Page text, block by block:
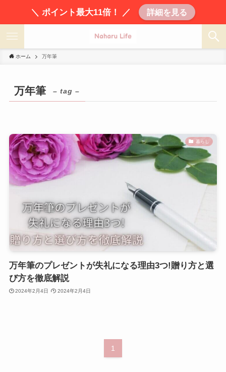
＼ ポイント最大11倍！ ／ 詳細を見る
ホーム 万年筆
万年筆 – tag –
暮らし
万年筆のプレゼントが失礼になる理由3つ!贈り方と選
び方を徹底解説
2024年2月4日 2024年2月4日
1